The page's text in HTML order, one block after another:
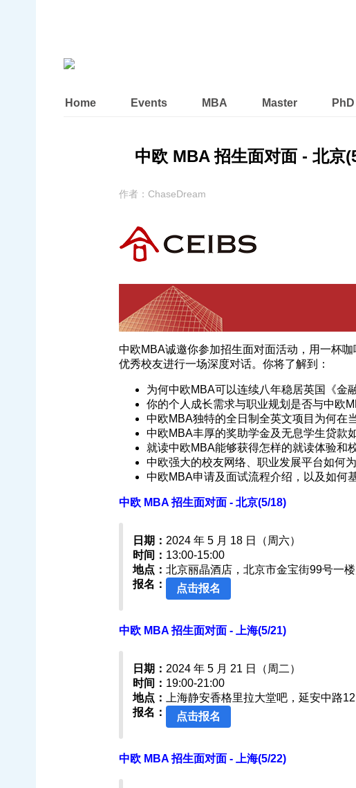
Home Events MBA Master PhD
中欧 MBA 招生面对面 - 北京
作者： ChaseDream
中欧MBA诚邀你参加招生面对面活动，用一杯
优秀校友进行一场深度对话。你将了解到：
为何中欧MBA可以连续八年稳居英国《金
你的个人成长需求与职业规划是否与中欧
中欧MBA独特的全日制全英文项目为何在
中欧MBA丰厚的奖助学金及无息学生贷款
就读中欧MBA能够获得怎样的就读体验和
中欧强大的校友网络、职业发展平台如何
中欧MBA申请及面试流程介绍，以及如何
中欧 MBA 招生面对面 - 北京(5/18)
日期： 2024 年 5 月 18 日（周六）
时间： 13:00-15:00
地点： 北京丽晶酒店，北京市金宝街99号一
报名：
点击报名
中欧 MBA 招生面对面 - 上海(5/21)
日期： 2024 年 5 月 21 日（周二）
时间： 19:00-21:00
地点：
上海静安香格里拉大堂吧，延安中路
报名：
点击报名
中欧 MBA 招生面对面 - 上海(5/22)